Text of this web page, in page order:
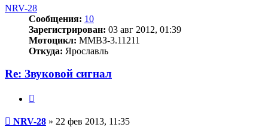
началу
NRV-28
Сообщения: 10
Зарегистрирован: 03 авг 2012, 01:39
Мотоцикл: ММВЗ-3.11211
Откуда: Ярославль
Re: Звуковой сигнал
Сообщение
NRV-28 » 22 фев 2013, 11:35